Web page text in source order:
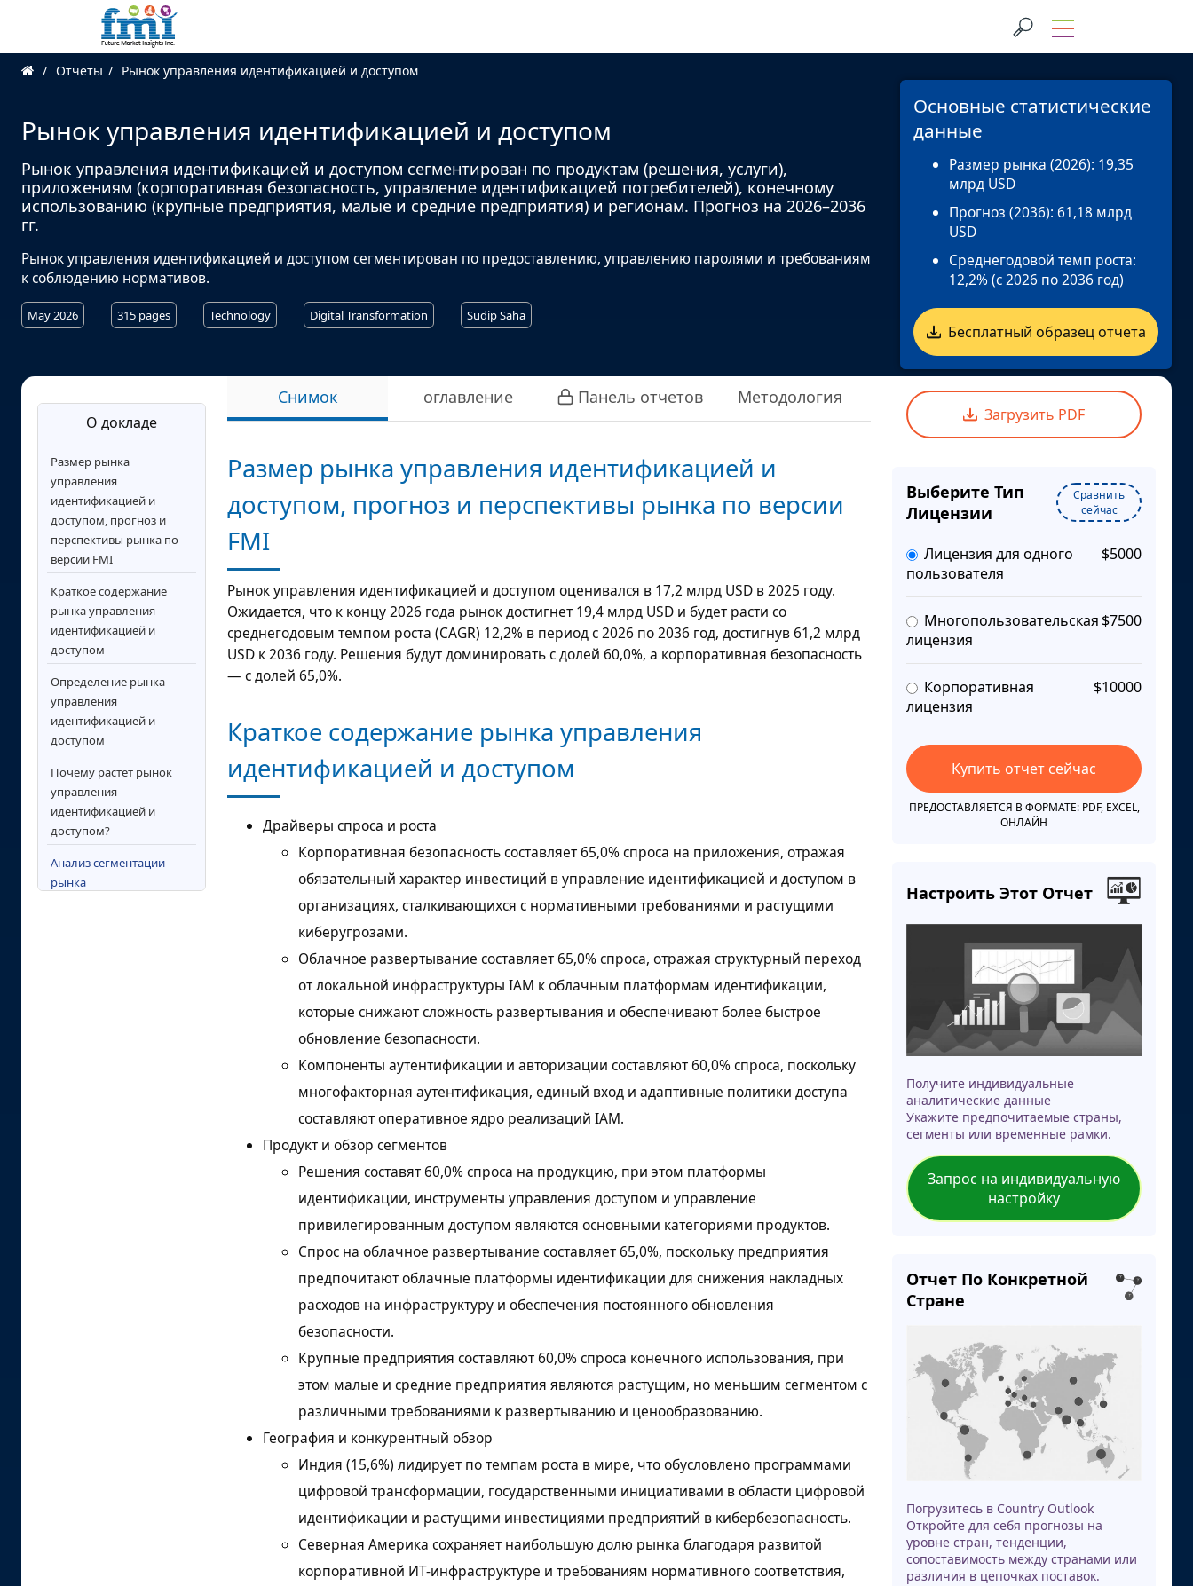
Отчеты Рынок управления идентификацией и доступом
Рынок управления идентификацией и доступом
Рынок управления идентификацией и доступом сегментирован по продуктам (решения, услуги),
приложениям (корпоративная безопасность, управление идентификацией потребителей), конечному
использованию (крупные предприятия, малые и средние предприятия) и регионам. Прогноз на 2026–2036
гг.
Рынок управления идентификацией и доступом сегментирован по предоставлению, управлению паролями и требованиям
к соблюдению нормативов.
May 2026 315 pages Technology Digital Transformation Sudip Saha
Основные статистические
данные
Размер рынка (2026): 19,35
млрд USD
Прогноз (2036): 61,18 млрд
USD
Среднегодовой темп роста:
12,2% (с 2026 по 2036 год)
Бесплатный образец отчета
О докладе
Размер рынка
управления
идентификацией и
доступом, прогноз и
перспективы рынка по
версии FMI
Краткое содержание
рынка управления
идентификацией и
доступом
Определение рынка
управления
идентификацией и
доступом
Почему растет рынок
управления
идентификацией и
доступом?
Анализ сегментации
рынка
Снимок оглавление Панель отчетов Методология
Размер рынка управления идентификацией и
доступом, прогноз и перспективы рынка по версии
FMI
Рынок управления идентификацией и доступом оценивался в 17,2 млрд USD в 2025 году.
Ожидается, что к концу 2026 года рынок достигнет 19,4 млрд USD и будет расти со
среднегодовым темпом роста (CAGR) 12,2% в период с 2026 по 2036 год, достигнув61,2 млрд
USD к 2036 году. Решения будут доминировать с долей 60,0%, а корпоративная безопасность
— с долей 65,0%.
Краткое содержание рынка управления
идентификацией и доступом
Драйверы спроса и роста
Корпоративная безопасность составляет 65,0% спроса на приложения, отражая
обязательный характер инвестиций в управление идентификацией и доступом в
организациях, сталкивающихся с нормативными требованиями и растущими
киберугрозами.
Облачное развертывание составляет 65,0% спроса, отражая структурный переход
от локальной инфраструктуры IAM к облачным платформам идентификации,
которые снижают сложность развертывания и обеспечивают более быстрое
обновление безопасности.
Компоненты аутентификации и авторизации составляют 60,0% спроса, поскольку
многофакторная аутентификация, единый вход и адаптивные политики доступа
составляют оперативное ядро реализаций IAM.
Продукт и обзор сегментов
Решения составят 60,0% спроса на продукцию, при этом платформы
идентификации, инструменты управления доступом и управление
привилегированным доступом являются основными категориями продуктов.
Спрос на облачное развертывание составляет 65,0%, поскольку предприятия
предпочитают облачные платформы идентификации для снижения накладных
расходов на инфраструктуру и обеспечения постоянного обновления
безопасности.
Крупные предприятия составляют 60,0% спроса конечного использования, при
этом малые и средние предприятия являются растущим, но меньшим сегментом с
различными требованиями к развертыванию и ценообразованию.
География и конкурентный обзор
Индия (15,6%) лидирует по темпам роста в мире, что обусловлено программами
цифровой трансформации, государственными инициативами в области цифровой
идентификации и растущими инвестициями предприятий в кибербезопасность.
Северная Америка сохраняет наибольшую долю рынка благодаря развитой
корпоративной ИТ-инфраструктуре и требованиям нормативного соответствия,
Загрузить PDF
Выберите Тип
Лицензии
Сравнить
сейчас
Лицензия для одного
пользователя
$5000
Многопользовательская
лицензия
$7500
Корпоративная
лицензия
$10000
Купить отчет сейчас
ПРЕДОСТАВЛЯЕТСЯ В ФОРМАТЕ: PDF, EXCEL,
ОНЛАЙН
Настроить Этот Отчет
Получите индивидуальные
аналитические данные
Укажите предпочитаемые страны,
сегменты или временные рамки.
Запрос на индивидуальную
настройку
Отчет По Конкретной
Стране
Погрузитесь в Country Outlook
Откройте для себя прогнозы на
уровне стран, тенденции,
сопоставимость между странами или
различия в цепочках поставок.